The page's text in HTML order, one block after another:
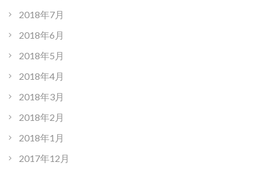
2018年7月
2018年6月
2018年5月
2018年4月
2018年3月
2018年2月
2018年1月
2017年12月